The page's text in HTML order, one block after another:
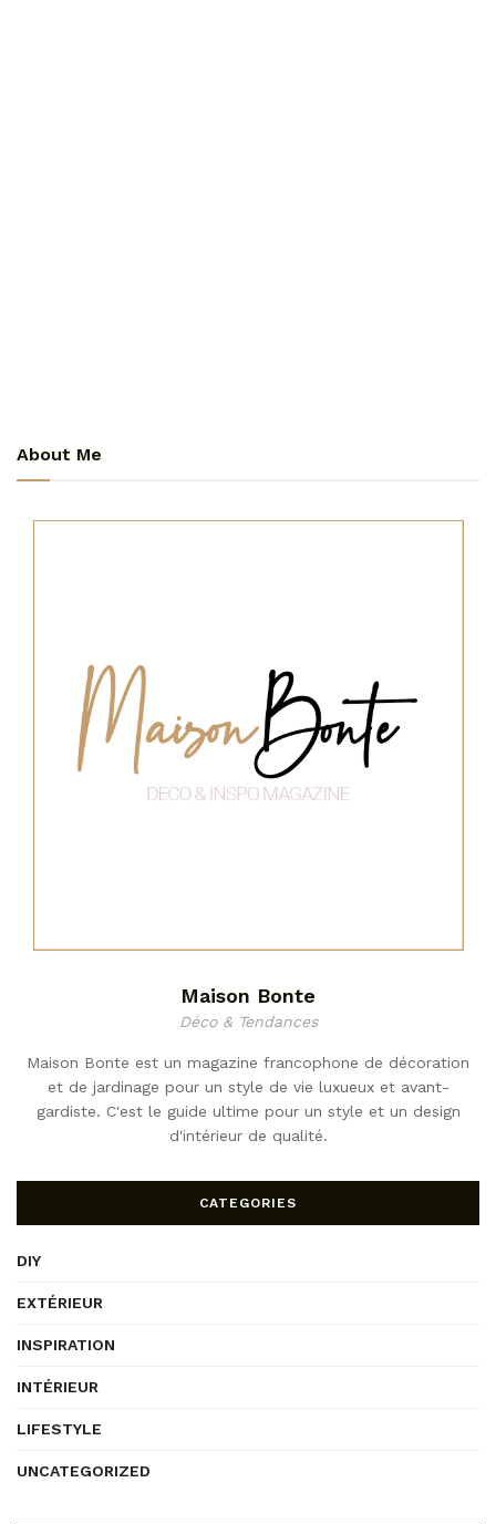
About Me
Maison Bonte
Déco & Tendances
Maison Bonte est un magazine francophone de décoration
et de jardinage pour un style de vie luxueux et avant-
gardiste. C'est le guide ultime pour un style et un design
d'intérieur de qualité.
CATEGORIES
DIY
EXTÉRIEUR
INSPIRATION
INTÉRIEUR
LIFESTYLE
UNCATEGORIZED